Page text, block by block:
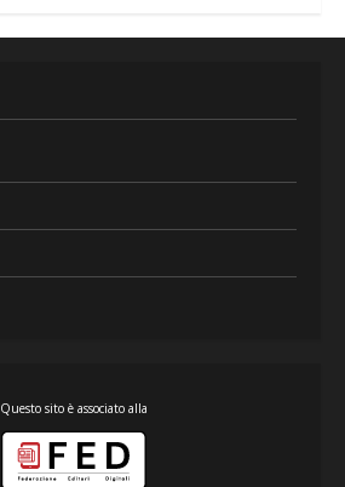
Questo sito è associato alla